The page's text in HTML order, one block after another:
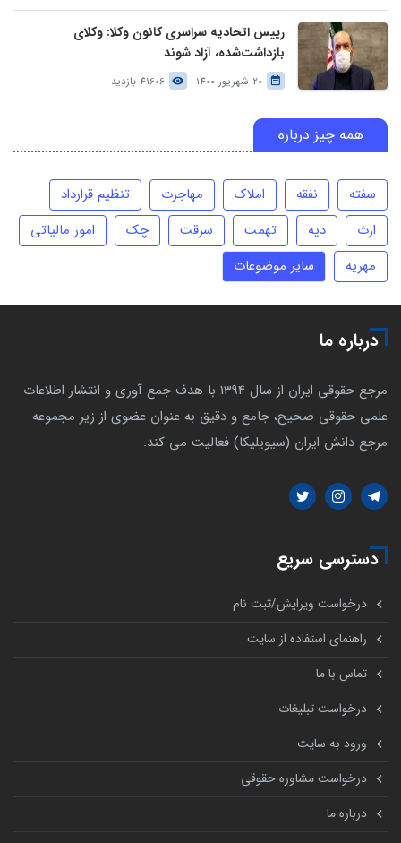
رییس اتحادیه سراسری کانون وکلا: وکلای
بازداشت‌شده، آزاد شوند
20 شهریور 1400 41606 بازدید
همه چیز درباره
سفته نفقه املاک مهاجرت
تنظیم قرارداد
ارث
دیه تهمت سرقت چک
امور مالیاتی
مهریه
سایر موضوعات
درباره ما
مرجع حقوقی ایران از سال 1394 با هدف جمع آوری و انتشار اطلاعات
علمی حقوقی صحیح، جامع و دقیق به عنوان عضوی از زیر مجموعه
مرجع دانش ایران (سیویلیکا) فعالیت می کند.
دسترسی سریع
درخواست ویرایش/ثبت نام
راهنمای استفاده از سایت
تماس با ما
درخواست تبلیغات
ورود به سایت
درخواست مشاوره حقوقی
درباره ما